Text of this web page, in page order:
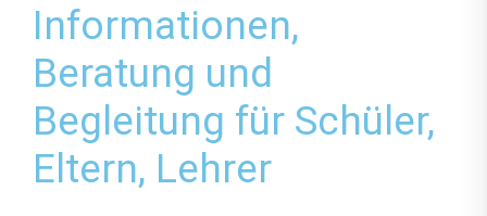
Informationen,
Beratung und
Begleitung für Schüler,
Eltern, Lehrer